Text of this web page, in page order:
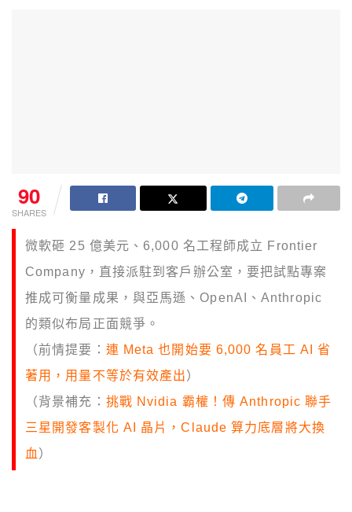
90
SHARES
微軟砸 25 億美元、6,000 名工程師成立 Frontier
Company，直接派駐到客戶辦公室，要把試點專案
推成可衡量成果，與亞馬遜、OpenAI、Anthropic
的類似布局正面競爭。
（前情提要： 連 Meta 也開始要 6,000 名員工 AI 省
著用，用量不等於有效產出）
（背景補充： 挑戰 Nvidia 霸權！傳 Anthropic 聯手
三星開發客製化 AI 晶片，Claude 算力底層將大換
血 ）